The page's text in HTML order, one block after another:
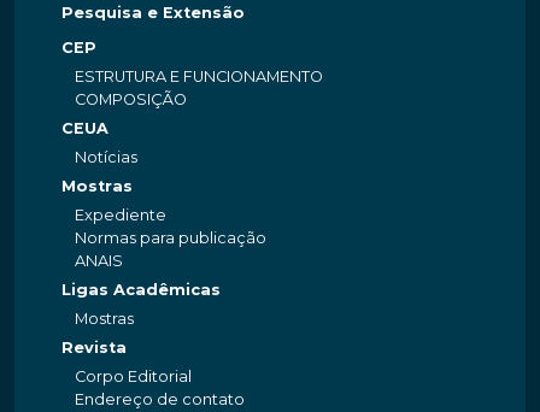
Pesquisa e Extensão
CEP
ESTRUTURA E FUNCIONAMENTO
COMPOSIÇÃO
CEUA
Notícias
Mostras
Expediente
Normas para publicação
ANAIS
Ligas Acadêmicas
Mostras
Revista
Corpo Editorial
Endereço de contato